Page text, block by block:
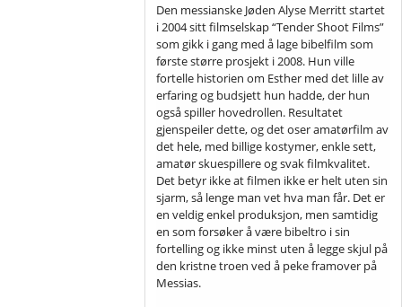
Den messianske Jøden Alyse Merritt startet
i 2004 sitt filmselskap “Tender Shoot Films”
som gikk i gang med å lage bibelfilm som
første større prosjekt i 2008. Hun ville
fortelle historien om Esther med det lille av
erfaring og budsjett hun hadde, der hun
også spiller hovedrollen. Resultatet
gjenspeiler dette, og det oser amatørfilm av
det hele, med billige kostymer, enkle sett,
amatør skuespillere og svak filmkvalitet.
Det betyr ikke at filmen ikke er helt uten sin
sjarm, så lenge man vet hva man får. Det er
en veldig enkel produksjon, men samtidig
en som forsøker å være bibeltro i sin
fortelling og ikke minst uten å legge skjul på
den kristne troen ved å peke framover på
Messias.